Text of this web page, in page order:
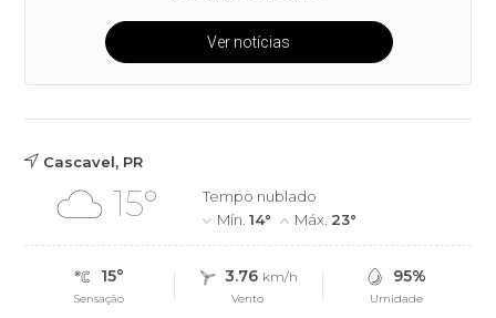
Ver notícias
Cascavel, PR
15°
Tempo nublado
Mín.14° Máx. 23°
15°
Sensação
3.76 km/h
Vento
95%
Umidade